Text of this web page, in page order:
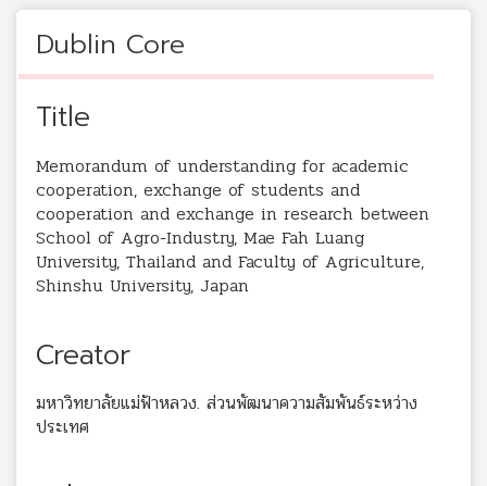
Dublin Core
Title
Memorandum of understanding for academic
cooperation, exchange of students and
cooperation and exchange in research between
School of Agro-Industry, Mae Fah Luang
University, Thailand and Faculty of Agriculture,
Shinshu University, Japan
Creator
มหาวิทยาลัยแม่ฟ้าหลวง. ส่วนพัฒนาความสัมพันธ์ระหว่าง
ประเทศ